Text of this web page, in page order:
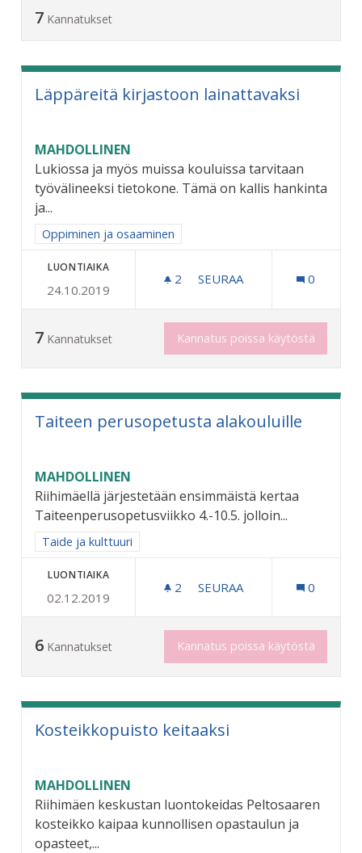
7 Kannatukset
Läppäreitä kirjastoon lainattavaksi
MAHDOLLINEN
Lukiossa ja myös muissa kouluissa tarvitaan
työvälineeksi tietokone. Tämä on kallis hankinta
ja...
Rajaa tulokset aihepiirin mukaan: Oppiminen ja osaaminen
Oppiminen ja osaaminen
LUONTIAIKA
24.10.2019
2 2 SEURAAJAA
SEURAA 0
7 Kannatukset Kannatus poissa käytöstä
Taiteen perusopetusta alakouluille
MAHDOLLINEN
Riihimäellä järjestetään ensimmäistä kertaa
Taiteenperusopetusviikko 4.-10.5. jolloin...
Rajaa tulokset aihepiirin mukaan: Taide ja kulttuuri
Taide ja kulttuuri
LUONTIAIKA
02.12.2019
2 2 SEURAAJAA
SEURAA 0
6 Kannatukset Kannatus poissa käytöstä
Kosteikkopuisto keitaaksi
MAHDOLLINEN
Riihimäen keskustan luontokeidas Peltosaaren
kosteikko kaipaa kunnollisen opastaulun ja
opasteet,...